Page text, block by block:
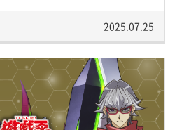
2025.07.25